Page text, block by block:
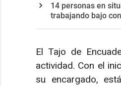
14 personas en
trabajando bajo
El Tajo de
actividad. Con el
su encargado,